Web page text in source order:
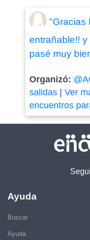
"Gracias
entrañable!!
pasé muy
Organizó:
salidas| Ver
encuentros
Ayuda
Buscar
Ayuda